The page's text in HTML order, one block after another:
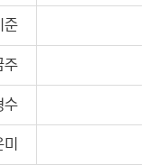
준
주
수